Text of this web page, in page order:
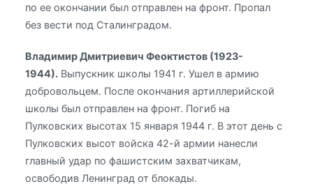
по ее окончании был отправлен на фронт. Пропал
без вести под Сталинградом.
Владимир Дмитриевич Феоктистов (1923-
1944).Выпускник школы 1941 г. Ушел в армию
добровольцем. После окончания артиллерийской
школы был отправлен на фронт. Погиб на
Пулковских высотах 15 января 1944 г. В этот день с
Пулковских высот войска 42-й армии нанесли
главный удар по фашистским захватчикам,
освободив Ленинград от блокады.